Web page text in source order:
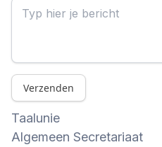
Verzenden
Taalunie
Algemeen Secretariaat